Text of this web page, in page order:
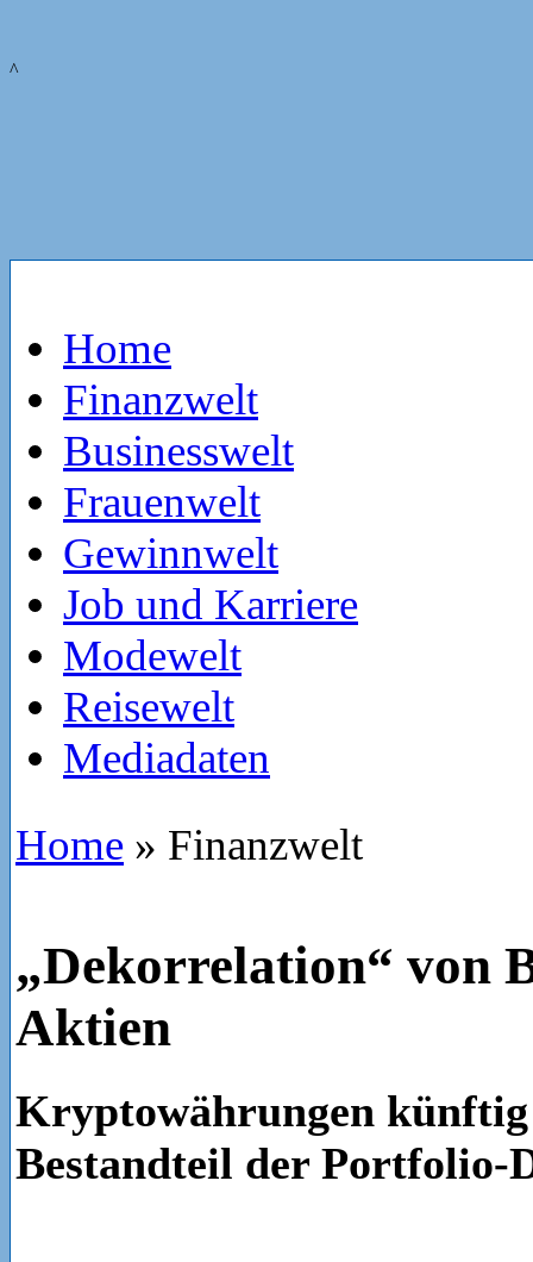
^
Home
Finanzwelt
Businesswelt
Frauenwelt
Gewinnwelt
Job und Karriere
Modewelt
Reisewelt
Mediadaten
Home » Finanzwelt
„Dekorrelation“ von
Aktien
Kryptowährungen künftig
Bestandteil der Portfolio-